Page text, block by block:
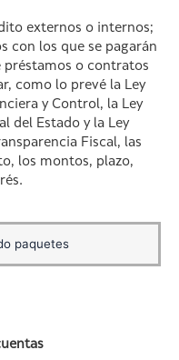
externos o internos;
con los que se pagarán
préstamos o contratos
como lo prevé la Ley
y Control, la Ley
del Estado y la Ley
Fiscal, las
los montos, plazo,
paquetes